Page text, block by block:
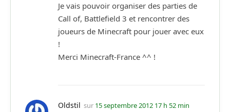
Je vais pouvoir organiser des parties de
Call of, Battlefield 3 et rencontrer des
joueurs de Minecraft pour jouer avec eux
!
Merci Minecraft-France ^^ !
Oldstil sur 15 septembre 2012 17 h 52 min